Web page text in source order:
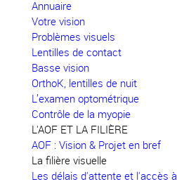
Annuaire
Votre vision
Problèmes visuels
Lentilles de contact
Basse vision
OrthoK, lentilles de nuit
L’examen optométrique
Contrôle de la myopie
L'AOF ET LA FILIÈRE
AOF : Vision & Projet en bref
La filière visuelle
Les délais d'attente et l'accès à